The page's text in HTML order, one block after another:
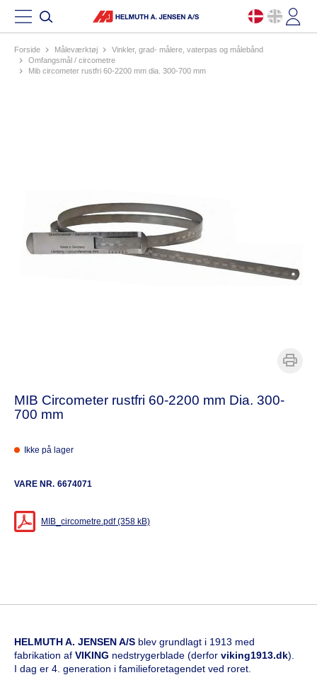
Forside måleværktøj
vinkler, grad- målere, vaterpas og målebånd
omfangsmål / circometre
mib circometer rustfri 60-2200 mm dia. 300-700 mm
MIB Circometer rustfri 60-2200 mm Dia. 300-
700 mm
Ikke på lager
VARE NR. 6674071
MIB_circometre.pdf (358 kB)
HELMUTH A. JENSEN A/S blev grundlagt i 1913 med
fabrikation af VIKING nedstrygerblade (derfor viking1913.dk).
I dag er 4. generation i familieforetagendet ved roret.